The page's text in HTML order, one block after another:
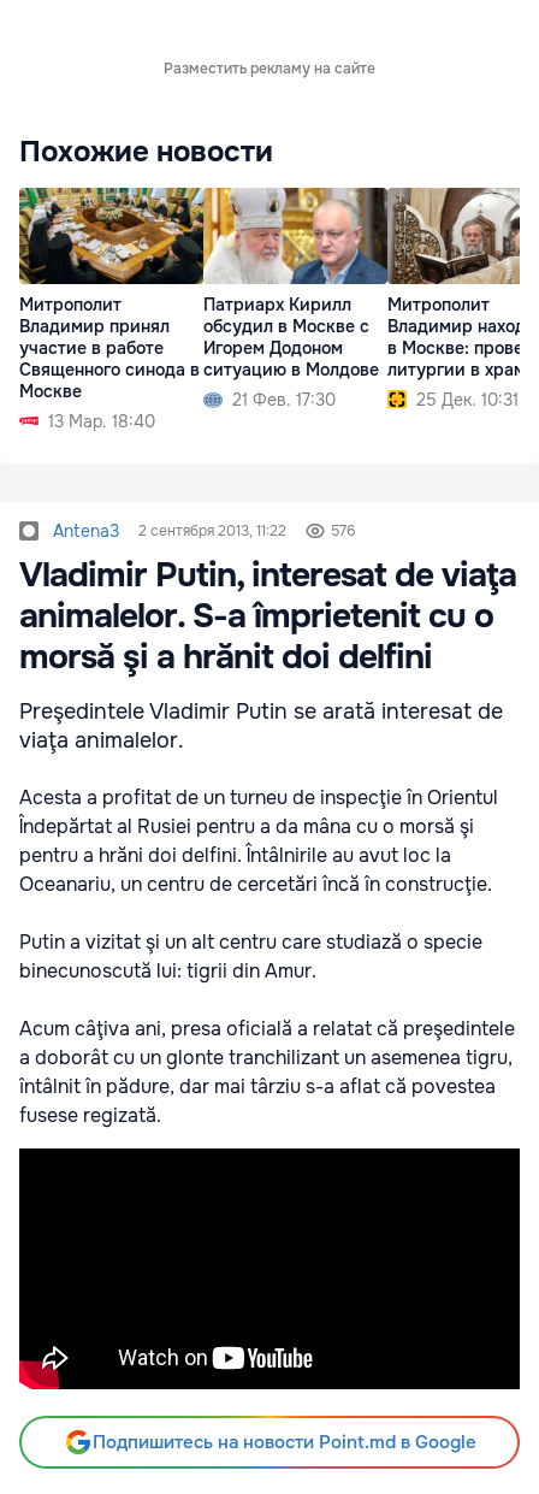
Разместить рекламу на сайте
Похожие новости
Митрополит
Владимир принял
участие в работе
Священного синода в
Москве
13 Мар. 18:40
Патриарх Кирилл
обсудил в Москве с
Игорем Додоном
ситуацию в Молдове
21 Фев. 17:30
Митрополит
Владимир
в Москве:
литургии в
25 Дек. 10:31
Antena3 2 сентября 2013, 11:22 576
Vladimir Putin, interesat de viaţa
animalelor. S-a împrietenit cu o
morsă şi a hrănit doi delfini
Preşedintele Vladimir Putin se arată interesat de
viaţa animalelor.
Acesta a profitat de un turneu de inspecţie în Orientul
Îndepărtat al Rusiei pentru a da mâna cu o morsă şi
pentru a hrăni doi delfini. Întâlnirile au avut loc la
Oceanariu, un centru de cercetări încă în construcţie.
Putin a vizitat şi un alt centru care studiază o specie
binecunoscută lui: tigrii din Amur.
Acum câţiva ani, presa oficială a relatat că preşedintele
a doborât cu un glonte tranchilizant un asemenea tigru,
întâlnit în pădure, dar mai târziu s-a aflat că povestea
fusese regizată.
Подпишитесь на новости Point.md в Google